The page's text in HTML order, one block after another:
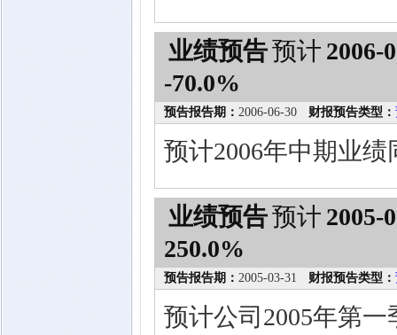
业绩预告预计 2006-
-70.0%
预告报告期： 2006-06-30 财报预告类型：
预计2006年中期业绩
业绩预告预计 2005-
250.0%
预告报告期： 2005-03-31 财报预告类型：
预计公司2005年第一